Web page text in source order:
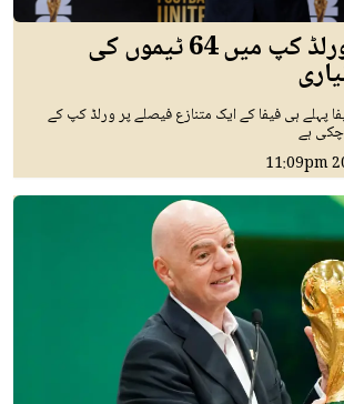
فیفا کے اگلے ورلڈ کپ میں 64 ٹیموں کی
پہلے ہی فیفا کے ایک متنازع فیصلے پر ورلڈ کپ کے
ہے
11:09pm